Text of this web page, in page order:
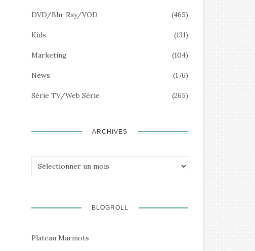
DVD/Blu-Ray/VOD (465)
Kids (131)
Marketing (104)
News (176)
Série TV/Web Série (265)
ARCHIVES
Archives
BLOGROLL
Plateau Marmots